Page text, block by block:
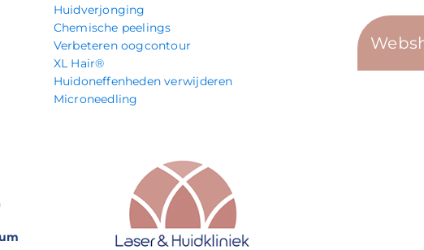
Huidverjonging
Chemische peelings
Verbeteren oogcontour
XL Hair®
Huidoneffenheden verwijderen
Microneedling